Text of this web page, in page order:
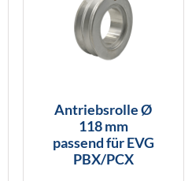
Antriebsrolle Ø
118 mm
passend für EVG
PBX/PCX